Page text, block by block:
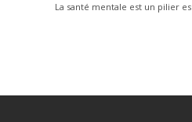
La santé mentale est un pilier